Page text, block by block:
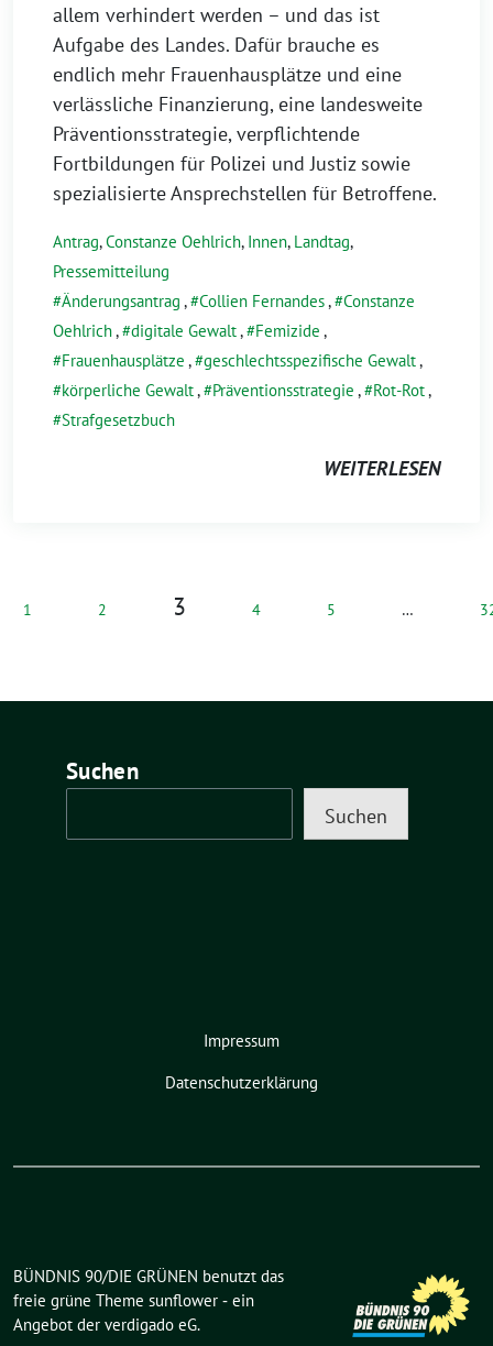
allem verhindert werden – und das ist
Aufgabe des Landes. Dafür brauche es
endlich mehr Frauenhausplätze und eine
verlässliche Finanzierung, eine landesweite
Präventionsstrategie, verpflichtende
Fortbildungen für Polizei und Justiz sowie
spezialisierte Ansprechstellen für Betroffene.
Antrag,Constanze Oehlrich, Innen, Landtag,
Pressemitteilung
Änderungsantrag , Collien Fernandes, Constanze
Oehlrich, digitale Gewalt, Femizide ,
Frauenhausplätze , geschlechtsspezifische Gewalt,
körperliche Gewalt, Präventionsstrategie , Rot-Rot,
Strafgesetzbuch
WEITERLESEN
1 2 3 4 5 …
Suchen
Suchen
Impressum
Datenschutzerklärung
BÜNDNIS 90/DIE GRÜNEN benutzt das
freie grüne Theme sunflower ‐ ein
Angebot der verdigado eG.